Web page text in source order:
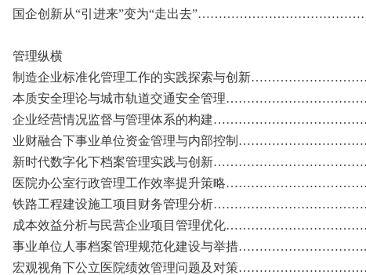
国企创新从“引进来”变为“走出去
管理纵横
制造企业标准化管理工作的实践探索与创新
本质安全理论与城市轨道交通安全管理
企业经营情况监督与管理体系的构建
业财融合下事业单位资金管理与内部控制
新时代数字化下档案管理实践与创新
医院办公室行政管理工作效率提升策略
铁路工程建设施工项目财务管理分析
成本效益分析与民营企业项目管理优化
事业单位人事档案管理规范化建设与举措
宏观视角下公立医院绩效管理问题及对策